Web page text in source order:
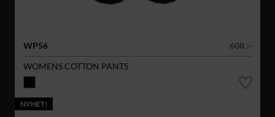
WP56
608 :-
WOMENS COTTON PANTS
NYHET!